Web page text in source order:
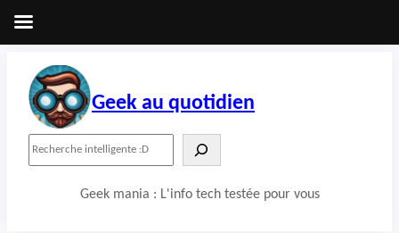
contenu
Geek au quotidien
Geek mania : L'info tech testée pour vous